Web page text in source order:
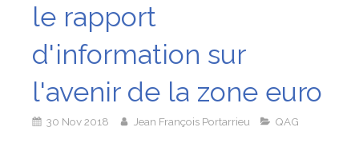
le rapport
d'information sur
l'avenir de la zone euro
30 Nov 2018 Jean François Portarrieu QAG